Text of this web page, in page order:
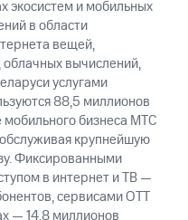
экосистем и мобильных
в области
вещей,
вычислений,
услугами
88,5 миллионов
бизнеса МТС
крупнейшую
Фиксированными
в интернет и ТВ —
сервисами OTT